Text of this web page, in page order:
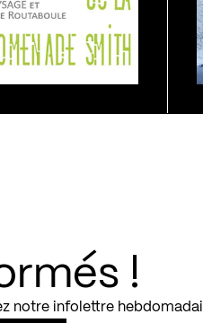
!
notre infolettre